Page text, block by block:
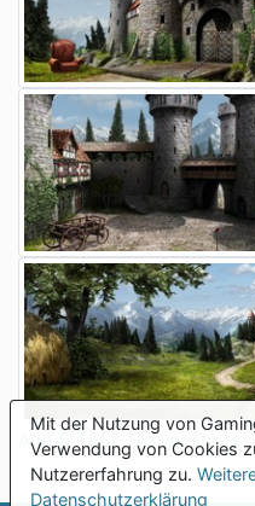
Mit der Nutzung von
Verwendung von Cookies
Nutzererfahrung zu.
Datenschutzerklärung
Alle 5 TELL Screenshots